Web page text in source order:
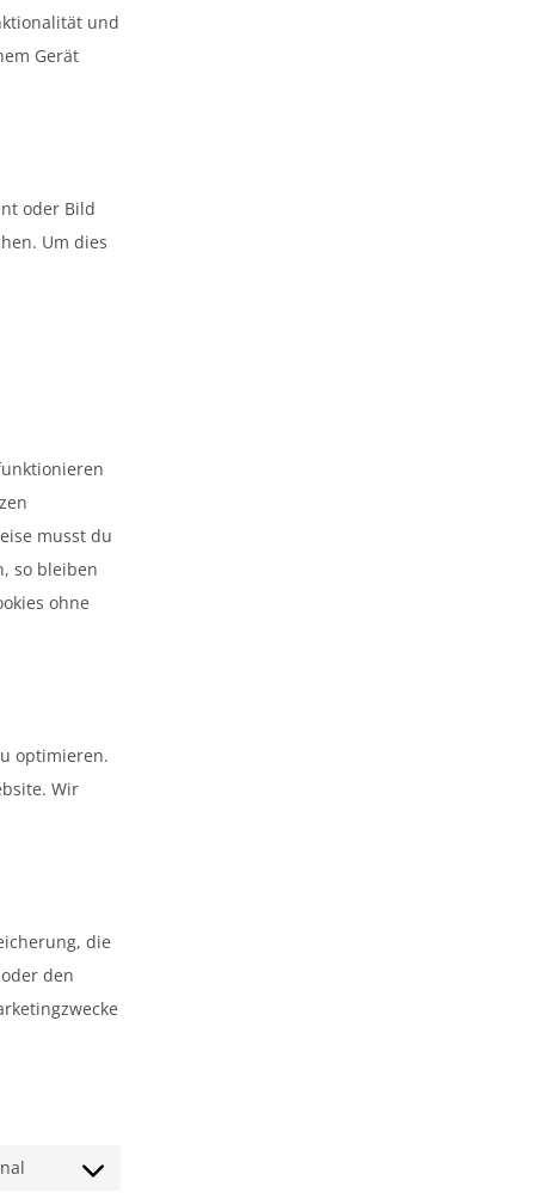
und
Gerät
oder Bild
Um dies
musst du
so bleiben
ohne
optimieren.
Wir
die
den
Consent